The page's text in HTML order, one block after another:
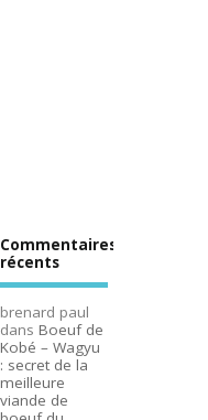
Commentaires
récents
brenard paul
dans Boeuf de
Kobé – Wagyu
: secret de la
meilleure
viande de